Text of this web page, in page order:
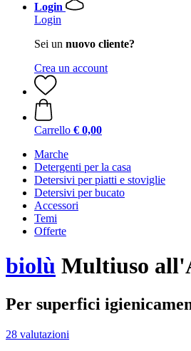
Login
Login
Sei un nuovo cliente?
Crea un account
Carrello € 0,00
Marche
Detergenti per la casa
Detersivi per piatti e stoviglie
Detersivi per bucato
Accessori
Temi
Offerte
biolù Multiuso
Per superfici
28 valutazioni